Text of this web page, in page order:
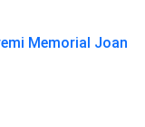
Memorial Joan